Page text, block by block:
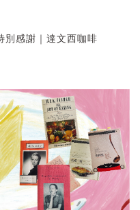
別感謝｜達文西咖啡